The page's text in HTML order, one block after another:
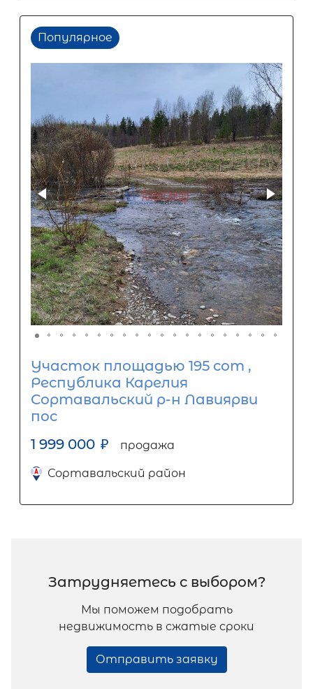
Популярное
Участок площадью 195 сот ,
Республика Карелия
Сортавальский р-н Лавиярви
пос
1 999 000 ₽ продажа
Сортавальский район
Затрудняетесь с выбором?
Мы поможем подобрать
недвижимость в сжатые сроки
Отправить заявку